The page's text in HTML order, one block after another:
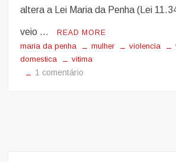
altera a Lei Maria da Penha (Lei
veio … READ MORE
maria da penha mulher violencia
domestica
vitima
1 comentário